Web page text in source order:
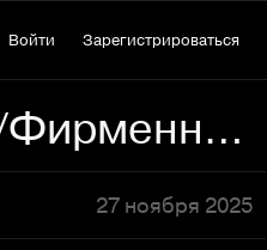
Войти Зарегистрироваться
Nature Style/Фирменный стиль
27 ноября 2025